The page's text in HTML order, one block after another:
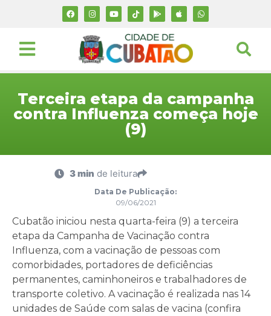
Terceira etapa da campanha
contra Influenza começa hoje
(9)
3 min de leitura
Data De Publicação:
09/06/2021
Cubatão iniciou nesta quarta-feira (9) a terceira
etapa da Campanha de Vacinação contra
Influenza, com a vacinação de pessoas com
comorbidades, portadores de deficiências
permanentes, caminhoneiros e trabalhadores de
transporte coletivo. A vacinação é realizada nas 14
unidades de Saúde com salas de vacina (confira